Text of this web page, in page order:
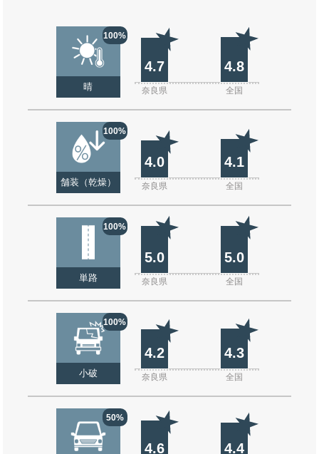
100%
晴
4.7 4.8
奈良県 全国
100%
舗装（乾燥）
4.0 4.1
奈良県 全国
100%
単路
5.0 5.0
奈良県 全国
100%
小破
4.2 4.3
奈良県 全国
50%
4.6 4.4